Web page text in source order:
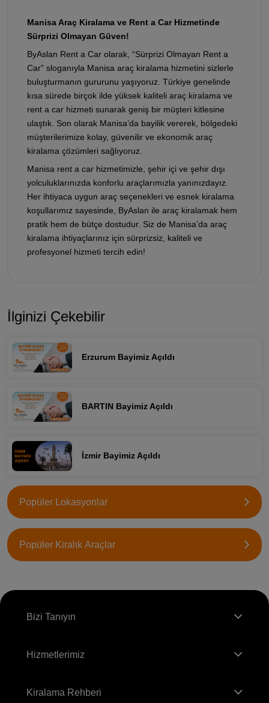
Manisa Araç Kiralama ve Rent a Car Hizmetinde
Sürprizi Olmayan Güven!
ByAslan Rent a Car olarak, “Sürprizi Olmayan Rent a
Car” sloganıyla Manisa araç kiralama hizmetini sizlerle
buluşturmanın gururunu yaşıyoruz. Türkiye genelinde
kısa sürede birçok ilde yüksek kaliteli araç kiralama ve
rent a car hizmeti sunarak geniş bir müşteri kitlesine
ulaştık. Son olarak Manisa’da bayilik vererek, bölgedeki
müşterilerimize kolay, güvenilir ve ekonomik araç
kiralama çözümleri sağlıyoruz.
Manisa rent a car hizmetimizle, şehir içi ve şehir dışı
yolculuklarınızda konforlu araçlarımızla yanınızdayız.
Her ihtiyaca uygun araç seçenekleri ve esnek kiralama
koşullarımız sayesinde, ByAslan ile araç kiralamak hem
pratik hem de bütçe dostudur. Siz de Manisa’da araç
kiralama ihtiyaçlarınız için sürprizsiz, kaliteli ve
profesyonel hizmeti tercih edin!
İlginizi Çekebilir
Erzurum Bayimiz Açıldı
BARTIN Bayimiz Açıldı
İzmir Bayimiz Açıldı
Popüler Lokasyonlar
Popüler Kiralık Araçlar
Bizi Tanıyın
Hizmetlerimiz
Kiralama Rehberi